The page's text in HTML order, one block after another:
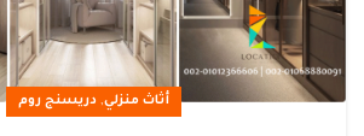
أثاث منزلي, دريسنج روم